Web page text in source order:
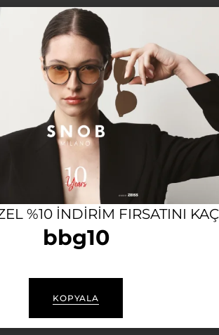
UNISEX GÜNEŞ
altın tonlarındaki metal
yapı
ve servis hizmeti
kullanım kılavuzu ve
%10 INDIRIM FIRSATINI
bbg10
KOPYALA